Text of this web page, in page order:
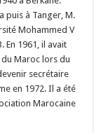
puis à Tanger, M.
Mohammed V
En 1961, il avait
Maroc lors du
secrétaire
en 1972. Il a été
Marocaine